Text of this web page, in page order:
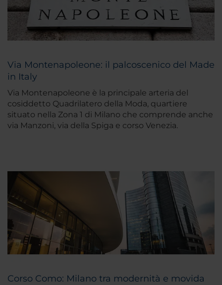
Via Montenapoleone: il palcoscenico del Made
in Italy
Via Montenapoleone è la principale arteria del
cosiddetto Quadrilatero della Moda, quartiere
situato nella Zona 1 di Milano che comprende anche
via Manzoni, via della Spiga e corso Venezia.
Corso Como: Milano tra modernità e movida